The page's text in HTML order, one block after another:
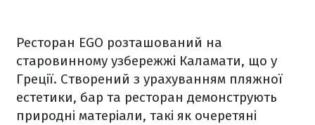
Ресторан EGO розташований на
старовинному узбережжі Каламати, що у
Греції. Створений з урахуванням пляжної
естетики, бар та ресторан демонструють
природні матеріали, такі як очеретяні